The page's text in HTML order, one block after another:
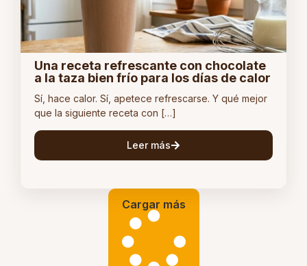
Una receta refrescante con chocolate
a la taza bien frío para los días de calor
Sí, hace calor. Sí, apetece refrescarse. Y qué mejor
que la siguiente receta con […]
Leer más
Cargar más